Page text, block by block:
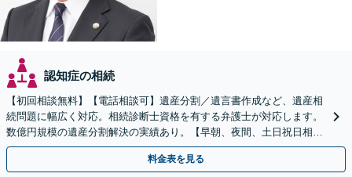
認知症の相続
【初回相談無料】【電話相談可】遺産分割／遺言書作成など、遺産相
続問題に幅広く対応。相続診断士資格を有する弁護士が対応します。
数億円規模の遺産分割解決の実績あり。【早朝、夜間、土日祝日相談
対応】【カード払い可】
料金表を見る